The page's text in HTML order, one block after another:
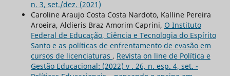
n. 3, set./dez. (2021)
Caroline Araujo Costa Costa Nardoto, Kalline Pereira
Aroeira, Aldieris Braz Amorim Caprini, O Instituto
Federal de Educação, Ciência e Tecnologia do Espírito
Santo e as políticas de enfrentamento de evasão em
cursos de licenciaturas , Revista on line de Política e
Gestão Educacional: (2022) v . 26, n. esp. 4, set. -